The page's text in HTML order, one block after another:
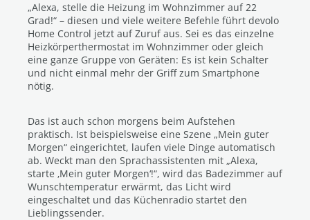
„Alexa, stelle die Heizung im Wohnzimmer auf 22
Grad!“ – diesen und viele weitere Befehle führt devolo
Home Control jetzt auf Zuruf aus. Sei es das einzelne
Heizkörperthermostat im Wohnzimmer oder gleich
eine ganze Gruppe von Geräten: Es ist kein Schalter
und nicht einmal mehr der Griff zum Smartphone
nötig.
Das ist auch schon morgens beim Aufstehen
praktisch. Ist beispielsweise eine Szene „Mein guter
Morgen“ eingerichtet, laufen viele Dinge automatisch
ab. Weckt man den Sprachassistenten mit „Alexa,
starte ‚Mein guter Morgen‘!“, wird das Badezimmer auf
Wunschtemperatur erwärmt, das Licht wird
eingeschaltet und das Küchenradio startet den
Lieblingssender.